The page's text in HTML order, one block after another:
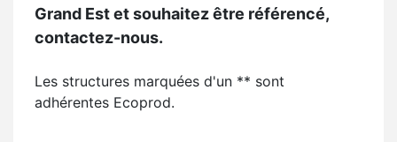
Grand Est et souhaitez être référencé,
contactez-nous.
Les structures marquées d'un ** sont
adhérentes Ecoprod.